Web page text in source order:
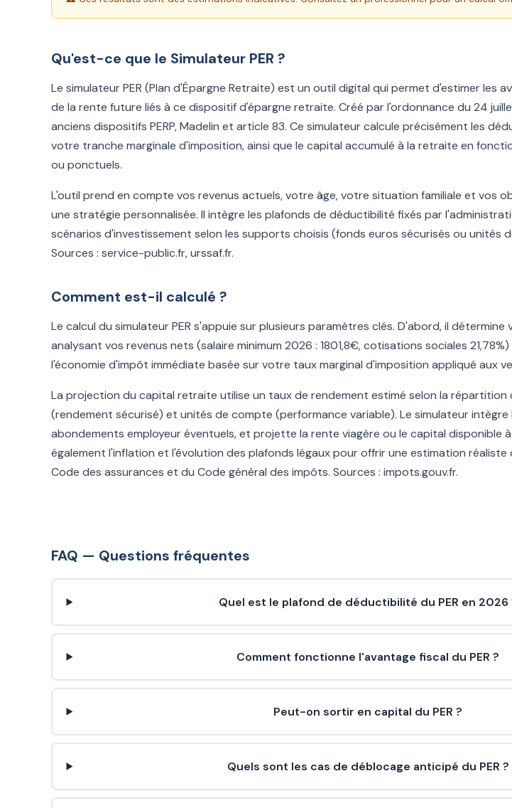
Qu'est-ce que le Simulateur PER ?
Le simulateur PER (Plan d'Épargne Retraite) est un outil digital qui permet d'estimer les
de la rente future liés à ce dispositif d'épargne retraite. Créé par l'ordonnance du 24
anciens dispositifs PERP, Madelin et article 83. Ce simulateur calcule précisément les
votre tranche marginale d'imposition, ainsi que le capital accumulé à la retraite en
ou ponctuels.
L'outil prend en compte vos revenus actuels, votre âge, votre situation familiale et vos
une stratégie personnalisée. Il intègre les plafonds de déductibilité fixés par
scénarios d'investissement selon les supports choisis (fonds euros sécurisés ou unités
Sources : service-public.fr, urssaf.fr.
Comment est-il calculé ?
Le calcul du simulateur PER s'appuie sur plusieurs paramètres clés. D'abord, il
analysant vos revenus nets (salaire minimum 2026 : 1801,8€, cotisations sociales
l'économie d'impôt immédiate basée sur votre taux marginal d'imposition appliqué aux
La projection du capital retraite utilise un taux de rendement estimé selon la répartition
(rendement sécurisé) et unités de compte (performance variable). Le simulateur intègre
abondements employeur éventuels, et projette la rente viagère ou le capital disponible
également l'inflation et l'évolution des plafonds légaux pour offrir une estimation
Code des assurances et du Code général des impôts. Sources : impots.gouv.fr.
FAQ — Questions fréquentes
Quel est le plafond de déductibilité du PER en 2026
Comment fonctionne l'avantage fiscal du PER ?
Peut-on sortir en capital du PER ?
Quels sont les cas de déblocage anticipé du PER ?